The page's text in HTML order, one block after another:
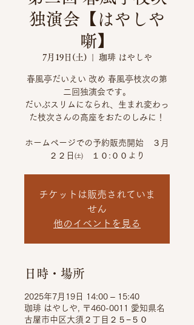
独演会【はやしや
噺】
7月19日(土)
  |
珈琲 はやしや
春風亭だいえい 改め 春風亭枝次の第
二回独演会です。
だいぶスリムになられ、生まれ変わっ
た枝次さんの高座をおたのしみに！
ホームページでの予約販売開始 ３月
２２日㈯ １０:００より
チケットは販売されていま
せん
他のイベントを見る
日時・場所
2025年7月19日 14:00 – 15:40
珈琲 はやしや, 〒460-0011 愛知県名
古屋市中区大須２丁目２５−５０